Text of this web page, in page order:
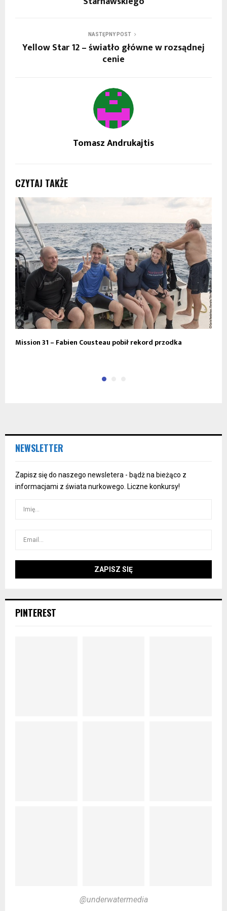
NASTĘPNY POST
Yellow Star 12 – światło główne w rozsądnej
cenie
Tomasz Andrukajtis
CZYTAJ TAKŻE
Mission 31 – Fabien Cousteau pobił rekord przodka
NEWSLETTER
Zapisz się do naszego newsletera - bądż na bieżąco z
informacjami z świata nurkowego. Liczne konkursy!
PINTEREST
@underwatermedia